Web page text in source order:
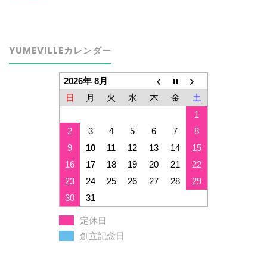
YUMEVILLEカレンダー
2026年 8月
日
月 火 水 木 金
土
1
2
3 4 5 6 7
8
9
10 11 12 13 14
15
16
17 18 19 20 21
22
23
24 25 26 27 28
29
30
31
定休日
創立記念日